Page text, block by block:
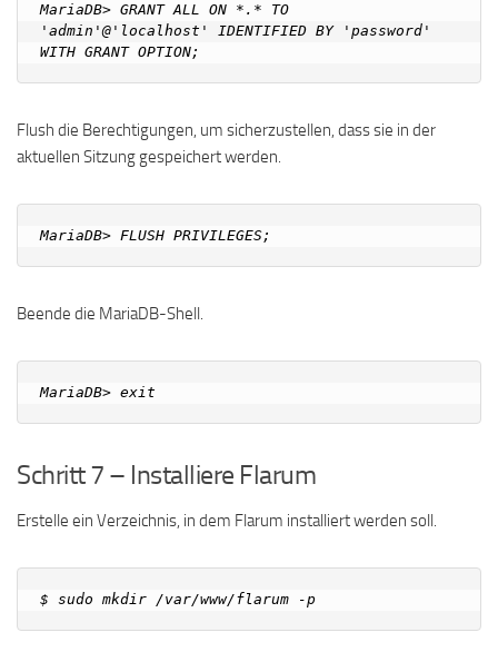
MariaDB> GRANT ALL ON *.* TO
'admin'@'localhost' IDENTIFIED BY 'password'
Flush die Berechtigungen, um sicherzustellen, dass sie in der
aktuellen Sitzung gespeichert werden.
Beende die MariaDB-Shell.
Schritt 7 – Installiere Flarum
Erstelle ein Verzeichnis, in dem Flarum installiert werden soll.